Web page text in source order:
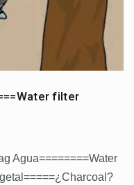
filter
Agua========Water